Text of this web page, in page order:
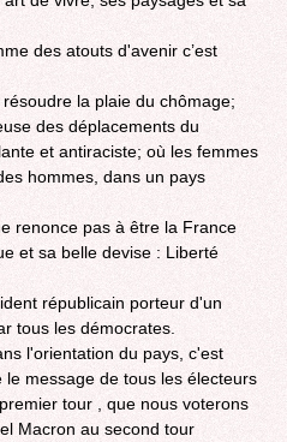
des atouts d'avenir c’est
la plaie du chômage;
des déplacements du
et antiraciste; où les femmes
hommes, dans un pays
renonce pas à être la France
et sa belle devise : Liberté
républicain porteur d'un
tous les démocrates.
l'orientation du pays, c'est
message de tous les électeurs
tour , que nous voterons
Macron au second tour